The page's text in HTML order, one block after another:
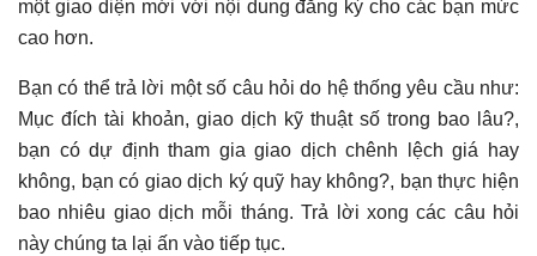
một giao diện mới với nội dung đăng ký cho các bạn mức
cao hơn.
Bạn có thể trả lời một số câu hỏi do hệ thống yêu cầu như:
Mục đích tài khoản, giao dịch kỹ thuật số trong bao lâu?,
bạn có dự định tham gia giao dịch chênh lệch giá hay
không, bạn có giao dịch ký quỹ hay không?, bạn thực hiện
bao nhiêu giao dịch mỗi tháng. Trả lời xong các câu hỏi
này chúng ta lại ấn vào tiếp tục.